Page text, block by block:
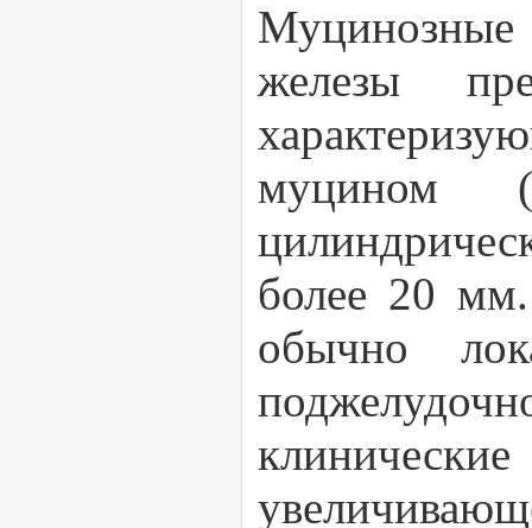
Муцинозные
железы
муцином
более 20
обычно